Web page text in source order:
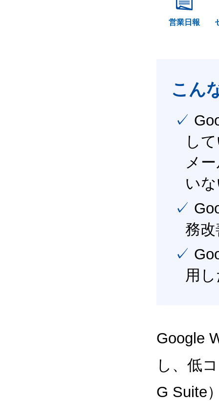
営業日報
こん
✓ Google Workspace（旧G Suite） を社内で導入
し
メ
い
✓ Google Workspace（旧G Suite） を活用し、業
務
✓ Google Workspace（旧G Suite） を最大限に活
用
Google
し、低
G Suite